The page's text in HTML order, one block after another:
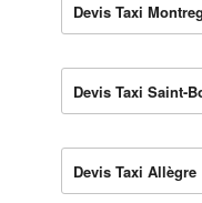
Devis Taxi
Devis Taxi Saint-
Devis Taxi Allègre